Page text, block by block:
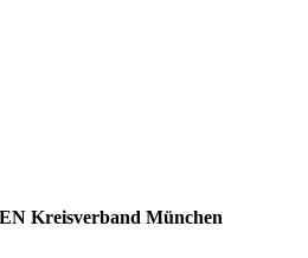
Kreisverband München